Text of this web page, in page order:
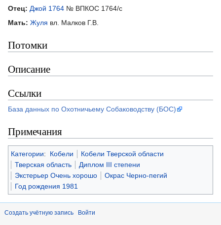
Отец: Джой 1764 № ВПКОС 1764/с
Мать: Жуля вл. Малков Г.В.
Потомки
Описание
Ссылки
База данных по Охотничьему Собаководству (БОС)
Примечания
Категории: Кобели
Кобели Тверской области
Тверская область
Диплом III степени
Экстерьер Очень хорошо
Окрас Черно-пегий
Год рождения 1981
Создать учётную запись Войти